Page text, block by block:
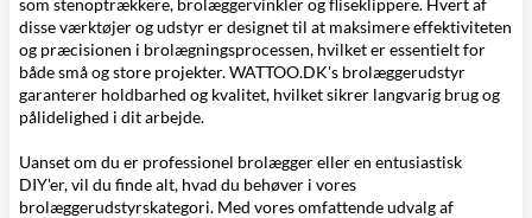
som stenoptrækkere, brolæggervinkler og fliseklippere. Hvert af
disse værktøjer og udstyr er designet til at maksimere effektiviteten
og præcisionen i brolægningsprocessen, hvilket er essentielt for
både små og store projekter. WATTOO.DK's brolæggerudstyr
garanterer holdbarhed og kvalitet, hvilket sikrer langvarig brug og
pålidelighed i dit arbejde.
Uanset om du er professionel brolægger eller en entusiastisk
DIY'er, vil du finde alt, hvad du behøver i vores
brolæggerudstyrskategori. Med vores omfattende udvalg af